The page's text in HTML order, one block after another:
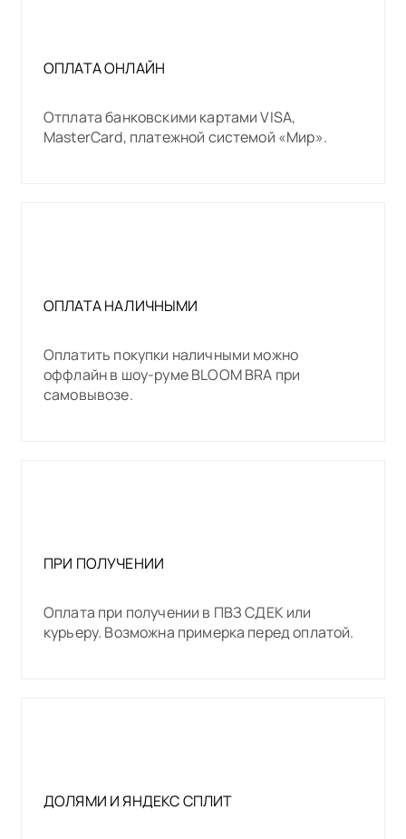
ОПЛАТА ОНЛАЙН
Отплата банковскими картами VISA,
MasterCard, платежной системой «Мир».
ОПЛАТА НАЛИЧНЫМИ
Оплатить покупки наличными можно
оффлайн в шоу-руме BLOOM BRA при
самовывозе.
ПРИ ПОЛУЧЕНИИ
Оплата при получении в ПВЗ СДЕК или
курьеру. Возможна примерка перед оплатой.
ДОЛЯМИ И ЯНДЕКС СПЛИТ